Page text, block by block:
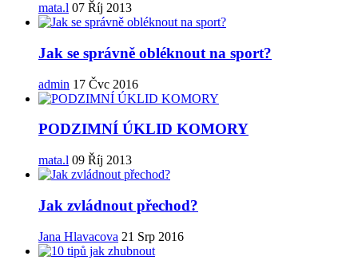
mata.l 07 Říj 2013
Jak se správně obléknout na sport?
admin 17 Čvc 2016
PODZIMNÍ ÚKLID KOMORY
mata.l 09 Říj 2013
Jak zvládnout přechod?
Jana Hlavacova 21 Srp 2016